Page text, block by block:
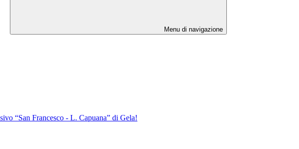
Menu di navigazione
“San Francesco - L. Capuana” di Gela!